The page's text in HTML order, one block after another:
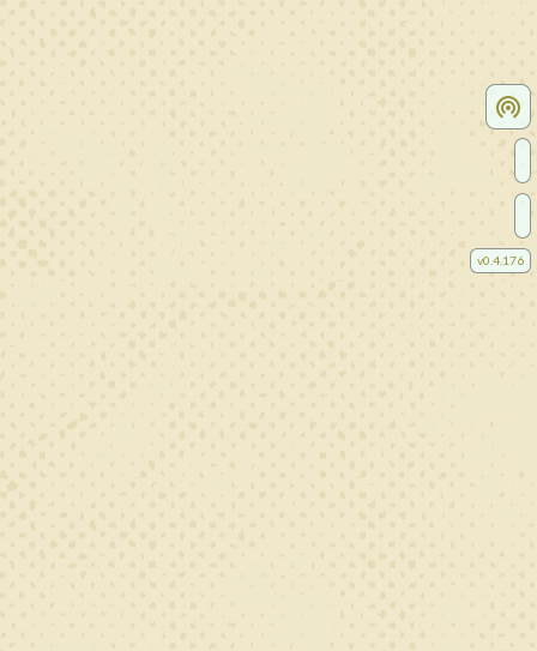
v0.4.176